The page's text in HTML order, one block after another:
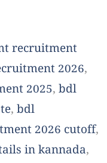
recruitment
2026,
2025, bdl
, bdl
2026 cutoff,
in kannada,